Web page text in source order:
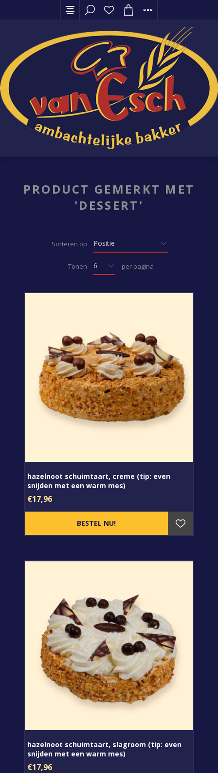
PRODUCT GEMERKT MET
'DESSERT'
Sorteren op
Tonen per pagina
hazelnoot schuimtaart, creme (tip: even
snijden met een warm mes)
€17,96
hazelnoot schuimtaart, slagroom (tip: even
snijden met een warm mes)
€17,96